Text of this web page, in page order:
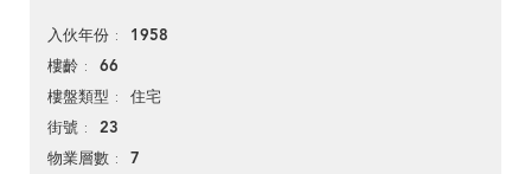
入伙年份 1958
樓齡 66
樓盤類型 住宅
街號 23
物業層數 7